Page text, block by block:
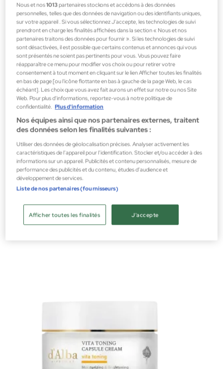
Annayake
Sérums
Nous et nos1013 partenaires stockons et accédons à des données
personnelles, telles que des données de navigation ou des identifiants uniques,
sur votre appareil . Si vous sélectionnez J'accepte, les technologies de suivi
prendront en charge les finalités affichées dans la section « Nous et nos
partenaires traitons des données pour fournir ». Si les technologies de suivi
sont désactivées, il est possible que certains contenus et annonces qui vous
sont présentés ne soient pas pertinents pour vous. Vous pouvez faire
réapparaître ce menu pour modifier vos choix ou pour retirer votre
consentement à tout moment en cliquant sur le lien Afficher toutes les finalités
en bas de page [ou l'icône flottante en bas à gauche de la page Web, le cas
échéant]. Les choix que vous avez fait aurons un effet sur notre ou nos Site
Web. Pour plus d’informations, reportez-vous à notre politique de
confidentialité. Plus d'information
Nos équipes ainsi que nos partenaires externes, traitent
des données selon les finalités suivantes :
Utiliser des données de géolocalisation précises. Analyser activement les
caractéristiques de l’appareil pour l’identification. Stocker et/ou accéder à des
informations sur un appareil. Publicités et contenu personnalisés, mesure de
performance des publicités et du contenu, études d’audience et
développement de services.
Liste de nos partenaires (fournisseurs)
J'accepte
Afficher toutes les finalités